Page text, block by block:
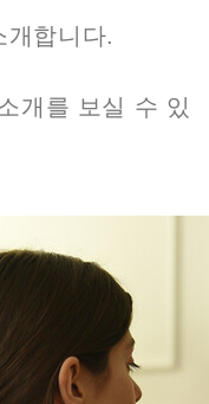
개합니다.
개를 보실 수 있